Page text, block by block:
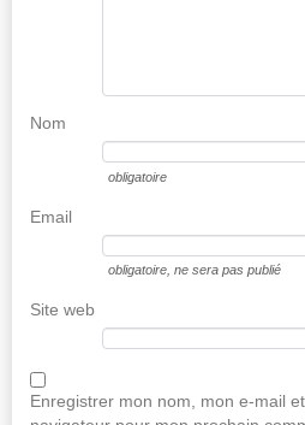
Nom
obligatoire
Email
obligatoire , ne sera pas publié
Site web
Enregistrer mon nom, mon e-mail